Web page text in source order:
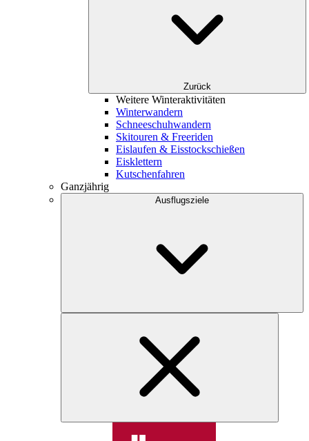
Zurück
Weitere Winteraktivitäten
Winterwandern
Schneeschuhwandern
Skitouren & Freeriden
Eislaufen & Eisstockschießen
Eisklettern
Kutschenfahren
Ganzjährig
Ausflugsziele